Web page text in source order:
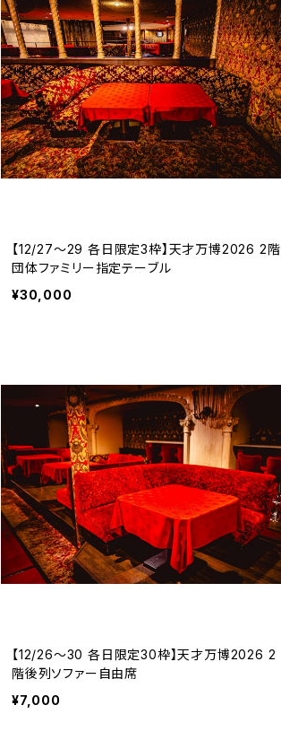
【12/27〜29 各日限定3枠】天才万博2026 2階
団体ファミリー指定テーブル
¥30,000
【12/26〜30 各日限定30枠】天才万博2026 2
階後列ソファー自由席
¥7,000